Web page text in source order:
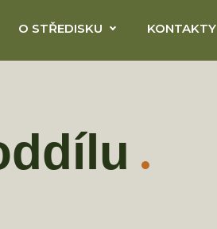
O STŘEDISKU KONTAKTY